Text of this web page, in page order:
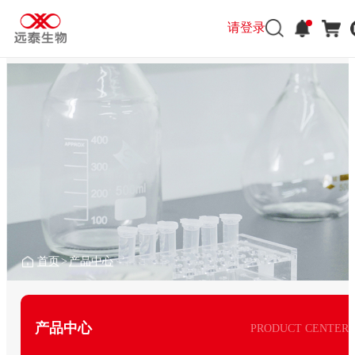
请登录
产品中心 PRODUCT CENTER
首页>产品中心